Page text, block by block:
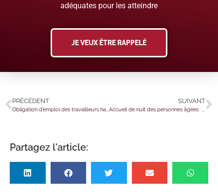
adéquates pour les atteindre
JE VEUX ÊTRE RAPPELÉ
PRÉCÉDENT
Obligation d’emploi des travailleurs handicapés : bientôt la déclaration annuelle ?
SUIVANT
Accueil de nuit des personnes âgées : lancement de l’expérimentation
Partagez l'article: